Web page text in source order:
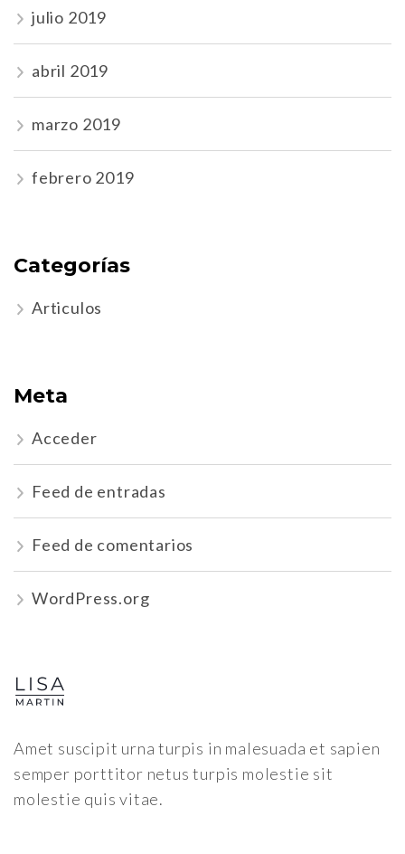
julio 2019
abril 2019
marzo 2019
febrero 2019
Categorías
Articulos
Meta
Acceder
Feed de entradas
Feed de comentarios
WordPress.org
Amet suscipit urna turpis in malesuada et sapien
semper porttitor netus turpis molestie sit
molestie quis vitae.